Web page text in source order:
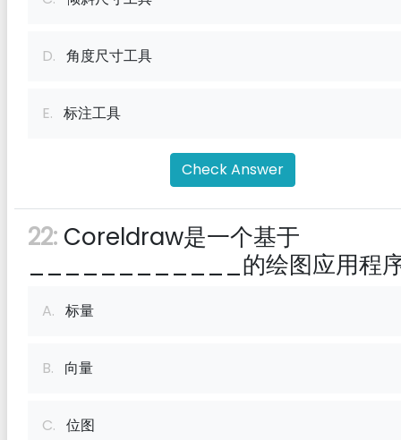
D. 角度尺寸工具
E. 标注工具
Check Answer
22: Coreldraw是一个基于
____________的绘图应用程
A. 标量
B. 向量
C. 位图